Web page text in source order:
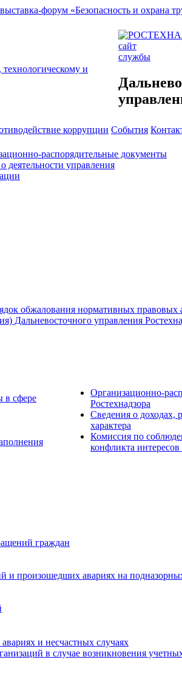
форум «Безопасность и охрана
сайт
службы
коррупции События
распорядительные документы
деятельности управления
обжалования нормативных правовых
Дальневосточного управления
в сфере
Организационно-
Ростехнадзора
Сведения о доходах,
характера
Комиссия по
конфликта
граждан
и произошедших авариях на
и несчастных случаях
в случае возникновения